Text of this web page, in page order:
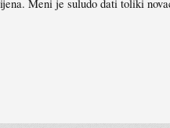
Meni je suludo dati toliki